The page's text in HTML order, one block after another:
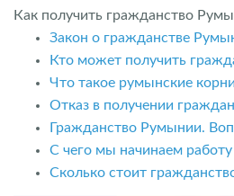
Как получить гражданство
Закон о гражданстве
Кто может получить
Что такое румынские корни
Отказ в получении
Гражданство Румынии.
С чего мы начинаем
Сколько стоит